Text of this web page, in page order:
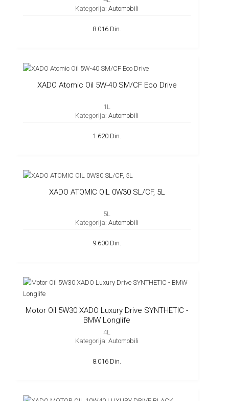
Kategorija: Automobili
8.016 Din.
XADO Atomic Oil 5W-40 SM/CF Eco Drive
1L
Kategorija: Automobili
1.620 Din.
XADO ATOMIC OIL 0W30 SL/CF, 5L
5L
Kategorija: Automobili
9.600 Din.
Motor Oil 5W30 XADO Luxury Drive SYNTHETIC -
BMW Longlife
4L
Kategorija: Automobili
8.016 Din.